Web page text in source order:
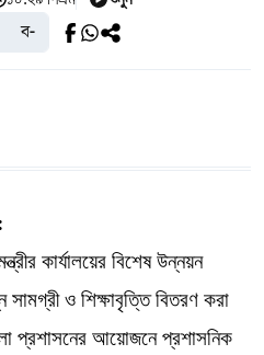
ব-
কার্যালয়ের বিশেষ উন্নয়ন
ও শিক্ষাবৃত্তি বিতরণ করা
প্রশাসনের আয়োজনে প্রশাসনিক